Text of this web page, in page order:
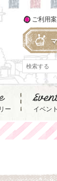
ー イベント
ご利用